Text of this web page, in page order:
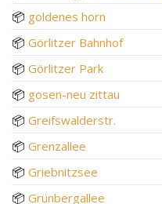
📦 goldenes horn
📦 Görlitzer Bahnhof
📦 Görlitzer Park
📦 gosen-neu zittau
📦 Greifswalderstr.
📦 Grenzallee
📦 Griebnitzsee
📦 Grünbergallee